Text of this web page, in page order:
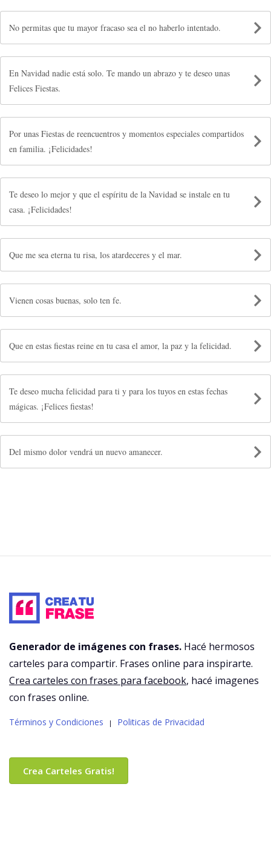
No permitas que tu mayor fracaso sea el no haberlo intentado.
En Navidad nadie está solo. Te mando un abrazo y te deseo unas
Felices Fiestas.
Por unas Fiestas de reencuentros y momentos especiales compartidos
en familia. ¡Felicidades!
Te deseo lo mejor y que el espíritu de la Navidad se instale en tu
casa. ¡Felicidades!
Que me sea eterna tu risa, los atardeceres y el mar.
Vienen cosas buenas, solo ten fe.
Que en estas fiestas reine en tu casa el amor, la paz y la felicidad.
Te deseo mucha felicidad para ti y para los tuyos en estas fechas
mágicas. ¡Felices fiestas!
Del mismo dolor vendrá un nuevo amanecer.
Generador de imágenes con frases. Hacé hermosos
carteles para compartir. Frases online para inspirarte.
Crea carteles con frases para facebook, hacé imagenes
con frases online.
Términos y Condiciones | Politicas de Privacidad
Crea Carteles Gratis!